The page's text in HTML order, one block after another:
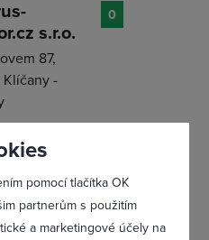
pomocí tlačítka OK
partnerům s použitím
a marketingové účely na
s.r.o.
87,
-
0